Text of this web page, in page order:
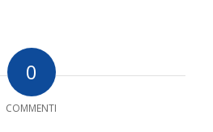
0
COMMENTI